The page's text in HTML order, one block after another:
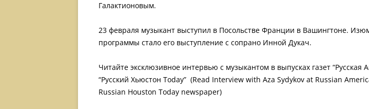
Галактионовым.
23 февраля музыкант выступил в Посольстве Франции в Вашингтоне.
программы стало его выступление с сопрано Инной Дукач.
Читайте эксклюзивное интервью с музыкантом в выпусках газет “Русская
“Русский Хьюстон Today” (Read Interview with Aza Sydykov at Russian
Russian Houston Today newspaper)